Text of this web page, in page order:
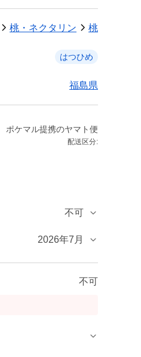
桃・ネクタリン 桃
はつひめ
福島県
ポケマル提携のヤマト便
配送区分:
不可
2026年7月
不可